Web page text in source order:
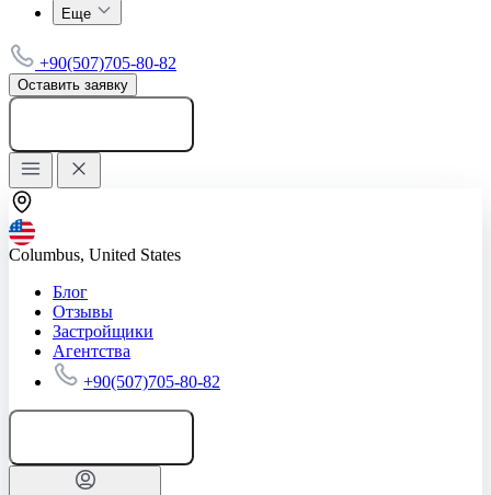
Еще
+90(507)705-80-82
Оставить заявку
Columbus, United States
Блог
Отзывы
Застройщики
Агентства
+90(507)705-80-82